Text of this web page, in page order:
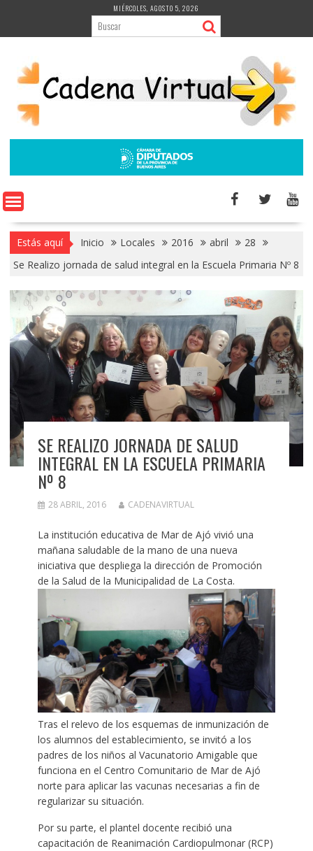
contenido
MIÉRCOLES, AGOSTO 5, 2026
Estás aquí Inicio Locales 2016 abril
28
Se Realizo jornada de salud integral en la Escuela Primaria Nº 8
SE REALIZO JORNADA DE SALUD
INTEGRAL EN LA ESCUELA PRIMARIA
Nº 8
28 ABRIL, 2016 CADENAVIRTUAL
La institución educativa de Mar de Ajó vivió una
mañana saludable de la mano de una nueva
iniciativa que despliega la dirección de Promoción
de la Salud de la Municipalidad de La Costa.
Tras el relevo de los esquemas de inmunización de
los alumnos del establecimiento, se invitó a los
padres de los niños al Vacunatorio Amigable que
funciona en el Centro Comunitario de Mar de Ajó
norte para aplicar las vacunas necesarias a fin de
regularizar su situación.
Por su parte, el plantel docente recibió una
capacitación de Reanimación Cardiopulmonar (RCP)